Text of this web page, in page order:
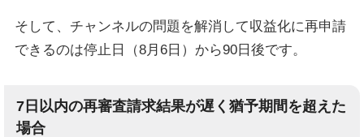
そして、チャンネルの問題を解消して収益化に再申請
できるのは停止日（8月6日）から90日後です。
7日以内の再審査請求結果が遅く猶予期間を超えた
場合